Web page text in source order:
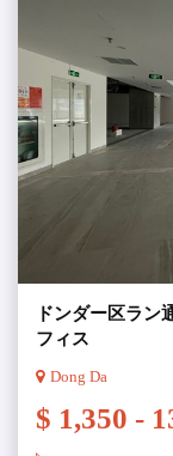
ドンダー区ラン
フィス
Dong Da
$ 1,350 -